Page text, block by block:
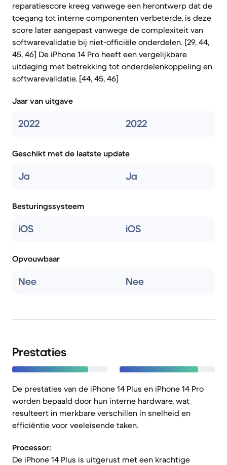
reparatiescore kreeg vanwege een herontwerp dat de
toegang tot interne componenten verbeterde, is deze
score later aangepast vanwege de complexiteit van
softwarevalidatie bij niet-officiële onderdelen. [29, 44,
45, 46] De iPhone 14 Pro heeft een vergelijkbare
uitdaging met betrekking tot onderdelenkoppeling en
softwarevalidatie. [44, 45, 46]
Jaar van uitgave
2022 2022
Geschikt met de laatste update
Ja Ja
Besturingssysteem
iOS iOS
Opvouwbaar
Nee Nee
Prestaties
De prestaties van de iPhone 14 Plus en iPhone 14 Pro
worden bepaald door hun interne hardware, wat
resulteert in merkbare verschillen in snelheid en
efficiëntie voor veeleisende taken.
Processor:
De iPhone 14 Plus is uitgerust met een krachtige